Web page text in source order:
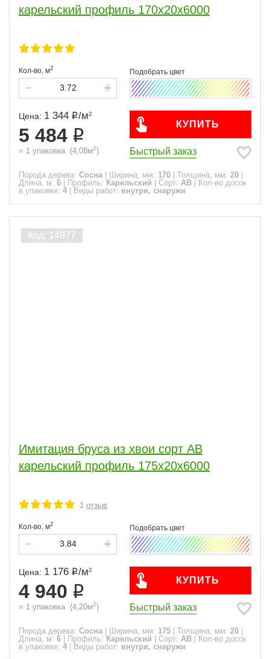
карельский профиль 170x20x6000
Кол-во, м2
Цена: 1 344 /м2
5 484
= 1 упаковка (4,08м2)
КУПИТЬ
Быстрый заказ
Порода дерева: Сосна Ширина, мм: 170 Толщина, мм: 20
Длина, м: 6 Профиль: Карельский Сорт: АВ
Кол-во досок
в упаковке: 4 Виды работ: внутри, снаружи
Имитация бруса из хвои сорт АВ
карельский профиль 175x20x6000
1 отзыв
Кол-во, м2
Цена: 1 176 /м2
4 940
= 1 упаковка (4,20м2)
КУПИТЬ
Быстрый заказ
Порода дерева: Сосна Ширина, мм: 175 Толщина, мм: 20
Длина, м: 6 Профиль: Карельский Сорт: АВ
Кол-во досок
в упаковке: 4 Виды работ: внутри, снаружи